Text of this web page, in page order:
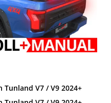
Tunland V7 / V9 2024+